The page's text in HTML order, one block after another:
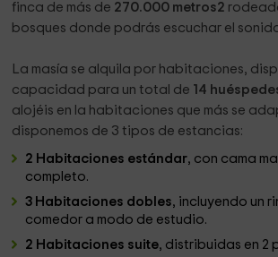
finca de más de 270.000 metros2
bosques donde podrás escuchar el
La masía se alquila por habitaciones,
capacidad para un total de 14
alojéis en la habitaciones que más se
disponemos de 3 tipos de estancias:
2 Habitaciones estándar, con cama
completo.
3 Habitaciones dobles, incluyendo un
comedor a modo de estudio.
2 Habitaciones suite, distribuidas en 2